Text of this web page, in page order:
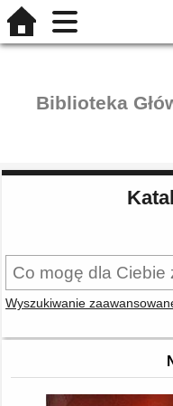
Biblioteka
Wyszukiwanie